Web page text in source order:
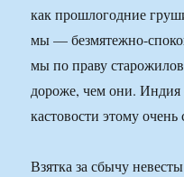
как прошлогодние
мы — безмятежно-
мы по праву
дороже, чем они. Индия
кастовости этому очень
Взятка за сбычу невесты